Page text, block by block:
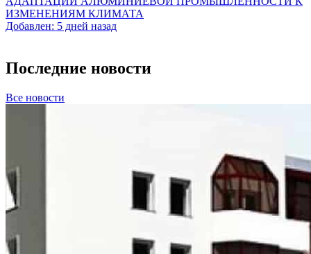
ИЗМЕНЕНИЯМ КЛИМАТА
Добавлен: 5 дней назад
Последние новости
Все новости